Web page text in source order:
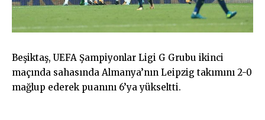
Beşiktaş, UEFA Şampiyonlar Ligi G Grubu ikinci
maçında sahasında Almanya’nın Leipzig takımını 2-0
mağlup ederek puanını 6’ya yükseltti.